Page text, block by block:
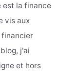
est la finance
vis aux
financier
j'ai
et hors